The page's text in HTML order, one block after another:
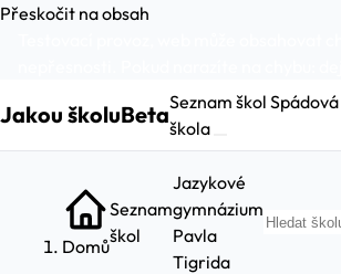
Přeskočit na obsah
Testovací provoz, web může obsahovat
Jakou školuBetaSeznam škol Spádová
škola
Domů
Seznam
škol
Jazykové
gymnázium
Pavla
Tigrida